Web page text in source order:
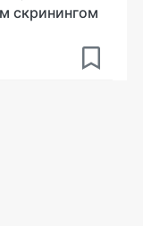
скринингом